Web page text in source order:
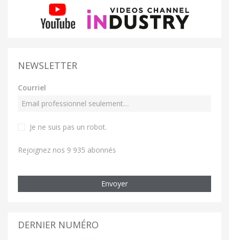
NEWSLETTER
Courriel
Je ne suis pas un robot.
Rejoignez nos 9 935 abonnés
Envoyer
DERNIER NUMÉRO